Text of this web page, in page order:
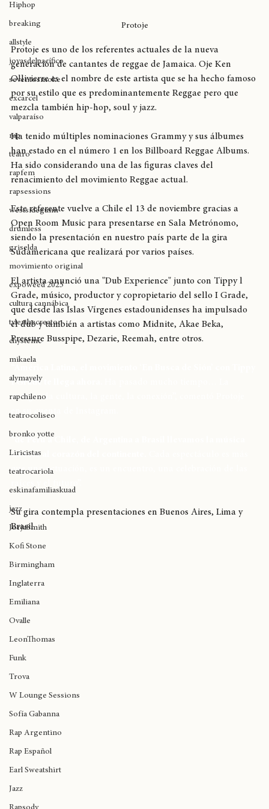
Gorillaz
Hiphop
breaking
allstyle
joyasdelpacífico
seventosmoke
excarcel
valparaíso
rap
teatro
rapfem
rapsessions
westsidegunn
drumless
griselda
movimiento original
expoweed 2025
cultura cannábica
tylerthecreator
chystemc
mikaela
alymayely
rapchileno
teatrocoliseo
bronko yotte
Liricistas
teatrocariola
eskinafamiliaskuad
jazz
JorjaSmith
Kofi Stone
Birmingham
Inglaterra
Emiliana
Ovalle
LeonThomas
Funk
Trova
W Lounge Sessions
Sofía Gabanna
Rap Argentino
Rap Español
Earl Sweatshirt
Jazz
Protoje es uno de los referentes actuales de la nueva
generación de cantantes de reggae de Jamaica. Oje Ken
Ollivierre es el nombre de este artista que se ha hecho famoso
por su estilo que es predominantemente Reggae pero que
Ha tenido múltiples nominaciones Grammy y sus álbumes
han estado en el número 1 en los Billboard Reggae Albums.
Ha sido considerando una de las figuras claves del
renacimiento del movimiento Reggae actual.
Este referente vuelve a Chile el 13 de noviembre gracias a
Open Room Music para presentarse en Sala Metrónomo,
siendo la presentación en nuestro país parte de la gira
Sudamericana que realizará por varios países.
El artista anunció una "Dub Experience" junto con Tippy l
Grade, músico, productor y copropietario del sello I Grade,
que desde las Islas Vírgenes estadounidenses ha impulsado
el dub y también a artistas como Midnite, Akae Beka,
Pressure Busspipe, Dezarie, Reemah, entre otros.
I Grade te llega ahora.
energía, la cultura, la gente, la conexión”, comentó Protoje
en su cuenta de Instagram.
“de Perú a Chile, de Argentina a Brasil llevamos la música
directo al corazón del continente.
que una actuación, es un encuentro, una celebración de las
Su gira contempla presentaciones en Buenos Aires, Lima y
Brasil.